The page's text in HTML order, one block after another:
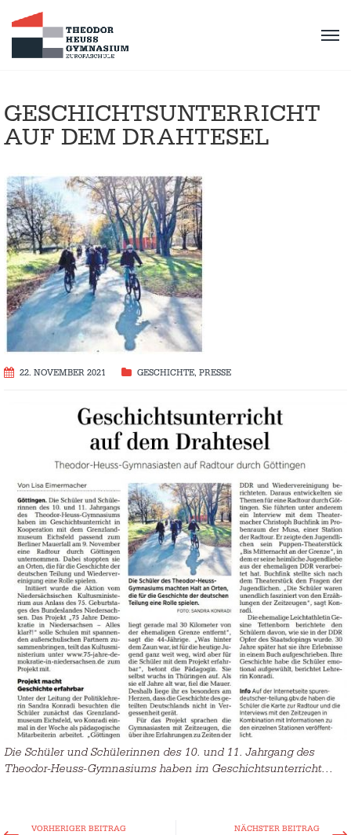
GESCHICHTSUNTERRICHT
AUF DEM DRAHTESEL
22. NOVEMBER 2021 GESCHICHTE, PRESSE
Die Schüler und Schülerinnen des 10. und 11. Jahrgang des
Theodor-Heuss-Gymnasiums haben im Geschichtsunterricht…
VORHERIGER BEITRAG NÄCHSTER BEITRAG